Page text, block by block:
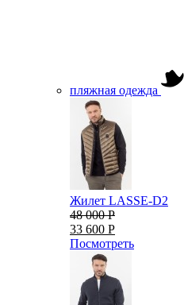
пляжная одежда
Жилет LASSE-D2
48 000 Р
33 600 Р
Посмотреть